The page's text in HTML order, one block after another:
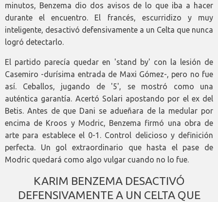
minutos, Benzema dio dos avisos de lo que iba a hacer
durante el encuentro. El francés, escurridizo y muy
inteligente, desactivó defensivamente a un Celta que nunca
logró detectarlo.
El partido parecía quedar en 'stand by' con la lesión de
Casemiro -durísima entrada de Maxi Gómez-, pero no fue
así. Ceballos, jugando de '5', se mostró como una
auténtica garantía. Acertó Solari apostando por el ex del
Betis. Antes de que Dani se adueñara de la medular por
encima de Kroos y Modric, Benzema firmó una obra de
arte para establece el 0-1. Control delicioso y definición
perfecta. Un gol extraordinario que hasta el pase de
Modric quedará como algo vulgar cuando no lo fue.
KARIM BENZEMA DESACTIVÓ
DEFENSIVAMENTE A UN CELTA QUE